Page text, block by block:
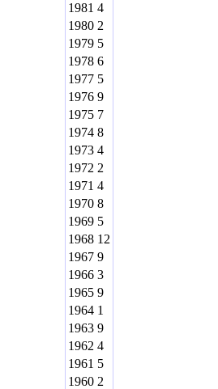
1981 4
1980 2
1979 5
1978 6
1977 5
1976 9
1975 7
1974 8
1973 4
1972 2
1971 4
1970 8
1969 5
1968 12
1967 9
1966 3
1965 9
1964 1
1963 9
1962 4
1961 5
1960 2